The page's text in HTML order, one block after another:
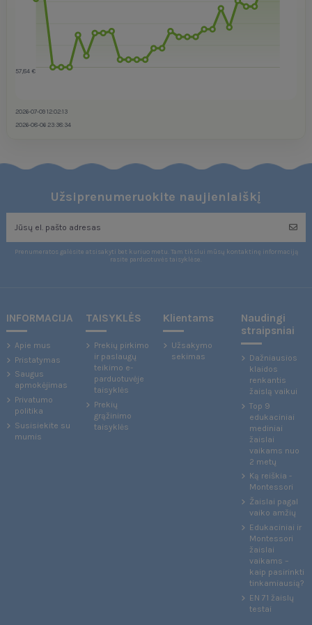
57,84 €
2026-07-09 12:02:13
2026-08-06 23:38:34
Užsiprenumeruokite naujienlaiškį
Prenumeratos galėsite atsisakyti bet kuriuo metu. Tam tikslui mūsų kontaktinę informaciją
rasite parduotuvės taisyklėse.
INFORMACIJA
Apie mus
Pristatymas
Saugus
apmokėjimas
Privatumo
politika
Susisiekite su
mumis
TAISYKLĖS
Prekių pirkimo
ir paslaugų
teikimo e-
parduotuvėje
taisyklės
Prekių
grąžinimo
taisyklės
Klientams
Užsakymo
sekimas
Naudingi
straipsniai
Dažniausios
klaidos
renkantis
žaislą vaikui
Top 9
edukaciniai
mediniai
žaislai
vaikams nuo
2 metų
Ką reiškia -
Montessori
Žaislai pagal
vaiko amžių
Edukaciniai ir
Montessori
žaislai
vaikams –
kaip pasirinkti
tinkamiausią?
EN 71 žaislų
testai